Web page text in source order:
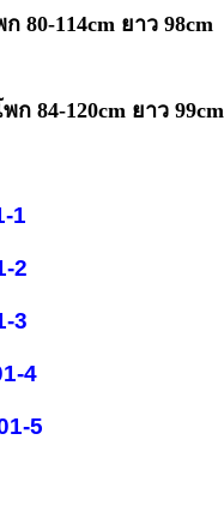
80-114cm ยาว 98cm
ก 84-120cm ยาว 99cm
1
2
3
4
5